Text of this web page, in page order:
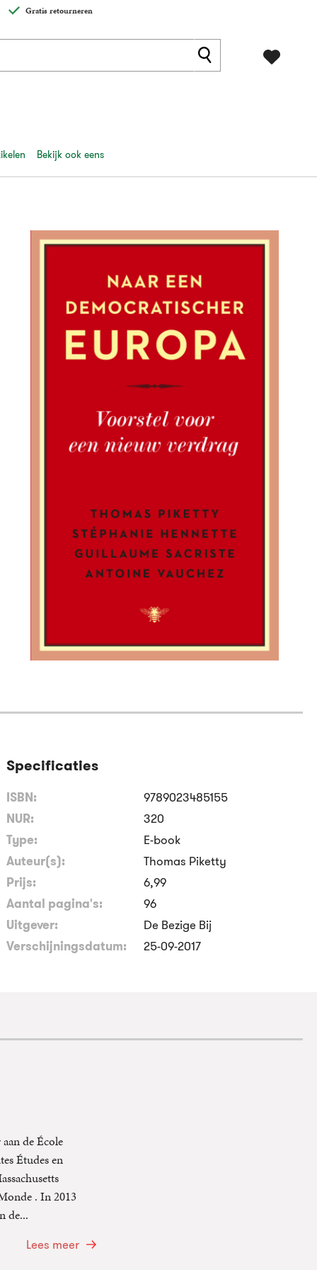
Gratis retourneren
Bekijk ook eens
Specificaties
ISBN:
9789023485155
NUR:
320
Type:
E-book
Auteur(s):
Thomas Piketty
Prijs:
6,99
Aantal pagina's:
96
Uitgever:
De Bezige Bij
Verschijningsdatum:
25-09-2017
de École
Études en
. In 2013
de...
Lees meer